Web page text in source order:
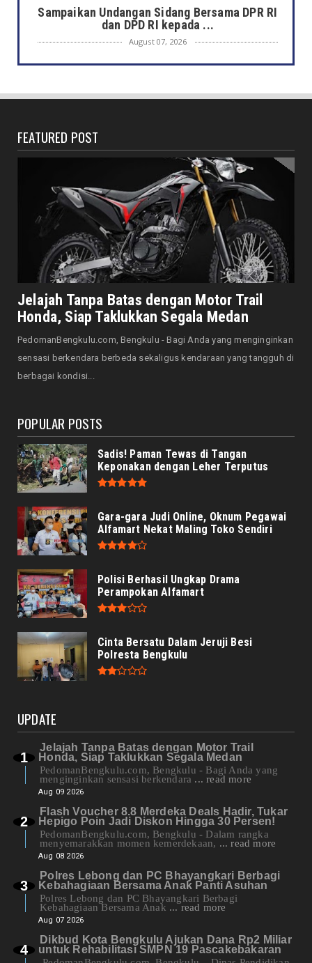
Sampaikan Undangan Sidang Bersama DPR RI
dan DPD RI kepada ...
August 07, 2026
DAERAH
Gelar Lomba Kebersihan...
Jaga Kehormatan Simbol Negara, Walikota:
Jangan Pasang Bende...
August 07, 2026
DAERAH
Bersama Forkopimda, Walikota – Wawali
Bagikan 5.000 Bendera ...
August 07, 2026
JELAJAH
Saat Amal Masjid Keliru, Nasib Negeri
Mengharu-biru
August 07, 2026
Honda CUV e: Motor Listrik Canggih, Penuh
FEATURED POST
Jelajah Tanpa Batas dengan Motor Trail
Honda, Siap Taklukkan Segala Medan
PedomanBengkulu.com, Bengkulu - Bagi Anda yang menginginkan
sensasi berkendara berbeda sekaligus kendaraan yang tangguh di
berbagai kondisi...
POPULAR POSTS
Sadis! Paman Tewas di Tangan
Keponakan dengan Leher Terputus
Gara-gara Judi Online, Oknum Pegawai
Alfamart Nekat Maling Toko Sendiri
Polisi Berhasil Ungkap Drama
Perampokan Alfamart
Cinta Bersatu Dalam Jeruji Besi
Polresta Bengkulu
UPDATE
Jelajah Tanpa Batas dengan Motor Trail
Honda, Siap Taklukkan Segala Medan
PedomanBengkulu.com, Bengkulu - Bagi Anda yang
menginginkan sensasi berkendara ... read more
Aug 09 2026
Flash Voucher 8.8 Merdeka Deals Hadir, Tukar
Hepigo Poin Jadi Diskon Hingga 30 Persen!
PedomanBengkulu.com, Bengkulu - Dalam rangka
menyemarakkan momen kemerdekaan, ... read more
Aug 08 2026
Polres Lebong dan PC Bhayangkari Berbagi
Kebahagiaan Bersama Anak Panti Asuhan
Polres Lebong dan PC Bhayangkari Berbagi
Kebahagiaan Bersama Anak ... read more
Aug 07 2026
Dikbud Kota Bengkulu Ajukan Dana Rp2 Miliar
untuk Rehabilitasi SMPN 19 Pascakebakaran